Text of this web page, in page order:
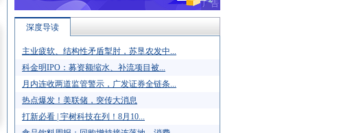
深度导读
主业疲软、结构性矛盾掣肘，苏垦农发中...
科金明IPO：募资额缩水、补流项目被...
月内连收两道监管警示，广发证券全链条...
热点爆发！美联储，突传大消息
打新必看 | 宇树科技在列！8月10...